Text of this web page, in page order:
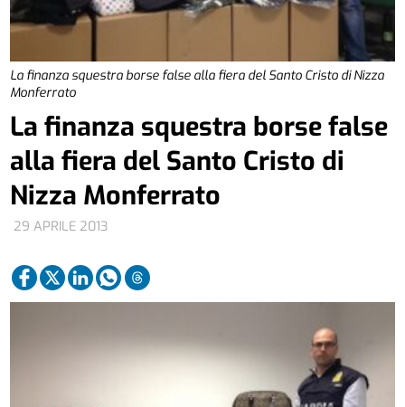
La finanza squestra borse false alla fiera del Santo Cristo di Nizza
Monferrato
29 APRILE 2013
La finanza squestra borse false
alla fiera del Santo Cristo di
Nizza Monferrato